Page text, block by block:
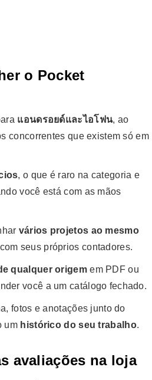
o Pocket
แอนดรอยด์และไอโฟน, ao
concorrentes que existem só em
, o que é raro na categoria e
você está com as mãos
vários projetos ao mesmo
seus próprios contadores.
qualquer origemem PDF ou
você a um catálogo fechado.
fotos e anotações junto do
um histórico do seu trabalho.
avaliações na loja